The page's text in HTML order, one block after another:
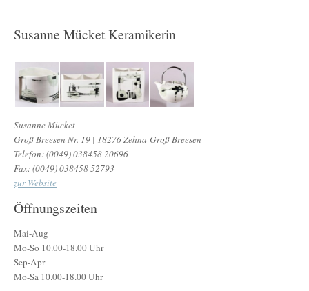
Susanne Mücket Keramikerin
Susanne Mücket
Groß Breesen Nr. 19 | 18276 Zehna-Groß Breesen
Telefon: (0049) 038458 20696
Fax: (0049) 038458 52793
zur Website
Öffnungszeiten
Mai-Aug
Mo-So 10.00-18.00 Uhr
Sep-Apr
Mo-Sa 10.00-18.00 Uhr